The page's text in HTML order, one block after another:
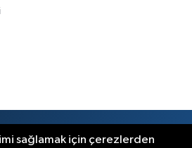
sağlamak için çerezlerden